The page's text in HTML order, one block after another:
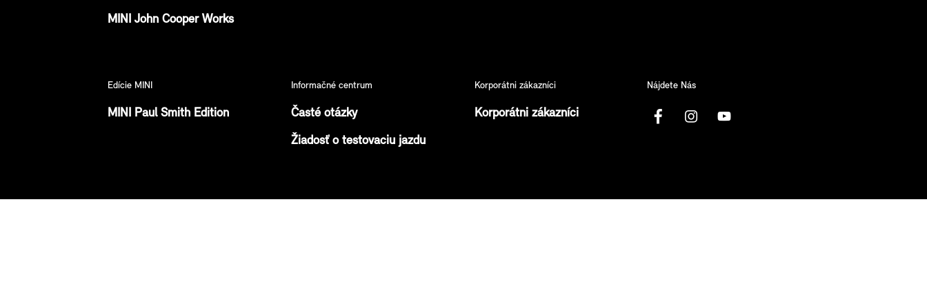
MINI John Cooper Works
Edície MINI
MINI Paul Smith Edition
Informačné centrum
Časté otázky
Žiadosť o testovaciu jazdu
Korporátni zákazníci
Korporátni zákazníci
Nájdete Nás